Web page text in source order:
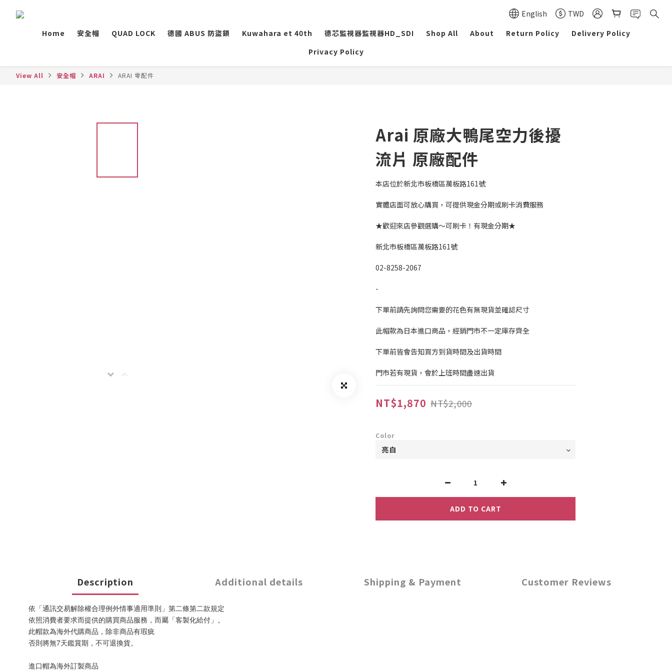
English
TWD
Home
安全帽 QUAD LOCK 德國 ABUS 防盜鎖 Kuwahara et 40th 德芯監視器監視器HD_SDI Shop All About Return Policy
Delivery Policy
Privacy Policy
View All 安全帽 ARAI ARAI 零配件
Arai 原廠大鴨尾空力後擾
流片 原廠配件
本店位於新北市板橋區萬板路161號
實體店面可放心購買，可提供現金分期或刷卡消費服務
★歡迎來店參觀選購～可刷卡！有現金分期★
新北市板橋區萬板路161號
02-8258-2067
-
下單前請先詢問您需要的花色有無現貨並確認尺寸
此帽款為日本進口商品，經銷門市不一定庫存齊全
下單前皆會告知買方到貨時間及出貨時間
門市若有現貨，會於上班時間盡速出貨
NT$1,870 NT$2,000
Color
ADD TO CART
Description Additional details Shipping & Payment Customer Reviews
依「通訊交易解除權合理例外情事適用準則」第二條第二款規定
依照消費者要求而提供的購買商品服務，而屬「客製化給付」。
此帽款為海外代購商品，除非商品有瑕疵
否則將無7天鑑賞期，不可退換貨。
進口帽為海外訂製商品